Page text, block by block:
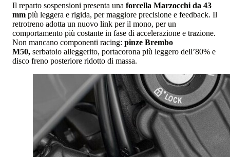
Il reparto sospensioni presenta una forcella Marzocchi da 43
mm più leggera e rigida, per maggiore precisione e feedback. Il
retrotreno adotta un nuovo link per il mono, per un
comportamento più costante in fase di accelerazione e trazione.
Non mancano componenti racing: pinze Brembo
M50, serbatoio alleggerito, portacorona più leggero dell’80% e
disco freno posteriore ridotto di massa.